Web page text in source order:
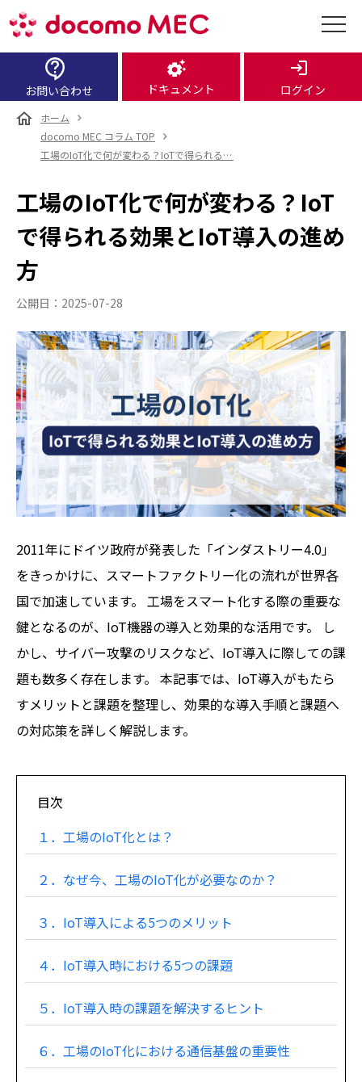
お問い合わせ ドキュメント ログイン
ホーム
docomo MEC コラム TOP
工場のIoT化で何が変わる？IoTで得られる効果とIoT導入の進め方
工場のIoT化で何が変わる？IoT
で得られる効果とIoT導入の進め
方
公開日：2025-07-28
2011年にドイツ政府が発表した「インダストリー4.0」
をきっかけに、スマートファクトリー化の流れが世界各
国で加速しています。 工場をスマート化する際の重要な
鍵となるのが、IoT機器の導入と効果的な活用です。 し
かし、サイバー攻撃のリスクなど、IoT導入に際しての課
題も数多く存在します。 本記事では、IoT導入がもたら
すメリットと課題を整理し、効果的な導入手順と課題へ
の対応策を詳しく解説します。
目次
１．工場のIoT化とは？
２．なぜ今、工場のIoT化が必要なのか？
３．IoT導入による5つのメリット
４．IoT導入時における5つの課題
５．IoT導入時の課題を解決するヒント
６．工場のIoT化における通信基盤の重要性